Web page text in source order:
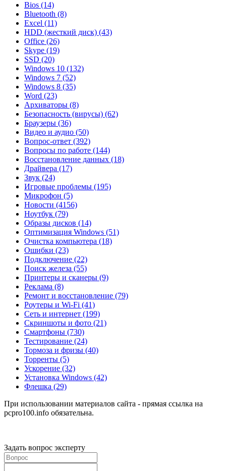
Bios (14)
Bluetooth (8)
Excel (11)
HDD (жесткий диск) (43)
Office (26)
Skype (19)
SSD (20)
Windows 10 (132)
Windows 7 (52)
Windows 8 (35)
Word (23)
Архиваторы (8)
Безопасность (вирусы) (62)
Браузеры (36)
Видео и аудио (50)
Вопрос-ответ (392)
Вопросы по работе (144)
Восстановление данных (18)
Драйвера (17)
Звук (24)
Игровые проблемы (195)
Микрофон (5)
Новости (4156)
Ноутбук (79)
Образы дисков (14)
Оптимизация Windows (51)
Очистка компьютера (18)
Ошибки (23)
Подключение (22)
Поиск железа (55)
Принтеры и сканеры (9)
Реклама (8)
Ремонт и восстановление (79)
Роутеры и Wi-Fi (41)
Сеть и интернет (199)
Скриншоты и фото (21)
Смартфоны (730)
Тестирование (24)
Тормоза и фризы (40)
Торренты (5)
Ускорение (32)
Установка Windows (42)
Флешка (29)
При использовании материалов сайта - прямая ссылка на
pcpro100.info обязательна.
Задать вопрос эксперту